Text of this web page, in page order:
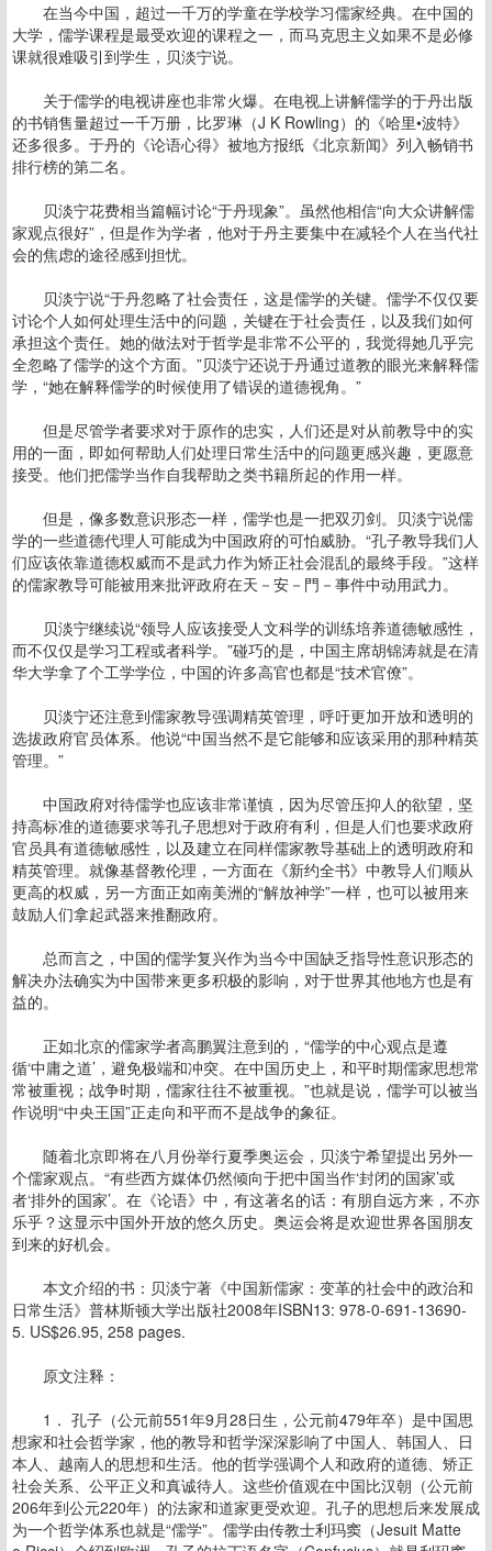
在当今中国，超过一千万的学童在学校学习儒家经典。在中国的
大学，儒学课程是最受欢迎的课程之一，而马克思主义如果不是必修
课就很难吸引到学生，贝淡宁说。
关于儒学的电视讲座也非常火爆。在电视上讲解儒学的于丹出版
的书销售量超过一千万册，比罗琳（J K Rowling）的《哈里•波特》
还多很多。于丹的《论语心得》被地方报纸《北京新闻》列入畅销书
排行榜的第二名。
贝淡宁花费相当篇幅讨论“于丹现象”。虽然他相信“向大众讲解儒
家观点很好”，但是作为学者，他对于丹主要集中在减轻个人在当代社
会的焦虑的途径感到担忧。
贝淡宁说“于丹忽略了社会责任，这是儒学的关键。儒学不仅仅要
讨论个人如何处理生活中的问题，关键在于社会责任，以及我们如何
承担这个责任。她的做法对于哲学是非常不公平的，我觉得她几乎完
全忽略了儒学的这个方面。”贝淡宁还说于丹通过道教的眼光来解释儒
学，“她在解释儒学的时候使用了错误的道德视角。”
但是尽管学者要求对于原作的忠实，人们还是对从前教导中的实
用的一面，即如何帮助人们处理日常生活中的问题更感兴趣，更愿意
接受。他们把儒学当作自我帮助之类书籍所起的作用一样。
但是，像多数意识形态一样，儒学也是一把双刃剑。贝淡宁说儒
学的一些道德代理人可能成为中国政府的可怕威胁。“孔子教导我们人
们应该依靠道德权威而不是武力作为矫正社会混乱的最终手段。”这样
的儒家教导可能被用来批评政府在天－安－門－事件中动用武力。
贝淡宁继续说“领导人应该接受人文科学的训练培养道德敏感性，
而不仅仅是学习工程或者科学。”碰巧的是，中国主席胡锦涛就是在清
华大学拿了个工学学位，中国的许多高官也都是“技术官僚”。
贝淡宁还注意到儒家教导强调精英管理，呼吁更加开放和透明的
选拔政府官员体系。他说“中国当然不是它能够和应该采用的那种精英
管理。”
中国政府对待儒学也应该非常谨慎，因为尽管压抑人的欲望，坚
持高标准的道德要求等孔子思想对于政府有利，但是人们也要求政府
官员具有道德敏感性，以及建立在同样儒家教导基础上的透明政府和
精英管理。就像基督教伦理，一方面在《新约全书》中教导人们顺从
更高的权威，另一方面正如南美洲的“解放神学”一样，也可以被用来
鼓励人们拿起武器来推翻政府。
总而言之，中国的儒学复兴作为当今中国缺乏指导性意识形态的
解决办法确实为中国带来更多积极的影响，对于世界其他地方也是有
益的。
正如北京的儒家学者高鹏翼注意到的，“儒学的中心观点是遵
循‘中庸之道’，避免极端和冲突。在中国历史上，和平时期儒家思想常
常被重视；战争时期，儒家往往不被重视。”也就是说，儒学可以被当
作说明“中央王国”正走向和平而不是战争的象征。
随着北京即将在八月份举行夏季奥运会，贝淡宁希望提出另外一
个儒家观点。“有些西方媒体仍然倾向于把中国当作‘封闭的国家’或
者‘排外的国家’。在《论语》中，有这著名的话：有朋自远方来，不亦
乐乎？这显示中国外开放的悠久历史。奥运会将是欢迎世界各国朋友
到来的好机会。
本文介绍的书：贝淡宁著《中国新儒家：变革的社会中的政治和
日常生活》普林斯顿大学出版社2008年ISBN13: 978-0-691-13690-
5. US$26.95, 258 pages.
原文注释：
1． 孔子（公元前551年9月28日生，公元前479年卒）是中国思
想家和社会哲学家，他的教导和哲学深深影响了中国人、韩国人、日
本人、越南人的思想和生活。他的哲学强调个人和政府的道德、矫正
社会关系、公平正义和真诚待人。这些价值观在中国比汉朝（公元前
206年到公元220年）的法家和道家更受欢迎。孔子的思想后来发展成
为一个哲学体系也就是“儒学”。儒学由传教士利玛窦（Jesuit Matte